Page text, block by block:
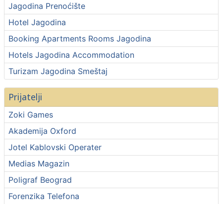
Jagodina Prenoćište
Hotel Jagodina
Booking Apartments Rooms Jagodina
Hotels Jagodina Accommodation
Turizam Jagodina Smeštaj
Prijatelji
Zoki Games
Akademija Oxford
Jotel Kablovski Operater
Medias Magazin
Poligraf Beograd
Forenzika Telefona